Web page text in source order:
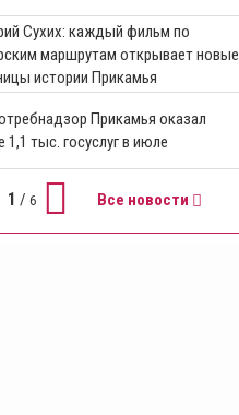
Сухих: каждый фильм по
маршрутам открывает новые
истории Прикамья
Прикамья оказал
1,1 тыс. госуслуг в июле
1 / 6 Все новости